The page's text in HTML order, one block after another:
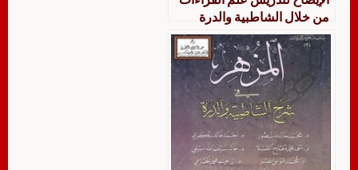
من خلال الشاطبية والدرة
لمسمى بالتسهيل الجامع
لشرحي الشاطبية والدرة